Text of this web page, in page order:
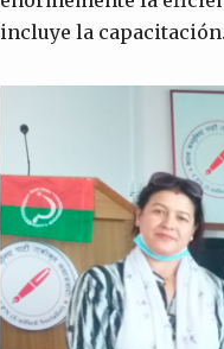
incluye la capacitación.